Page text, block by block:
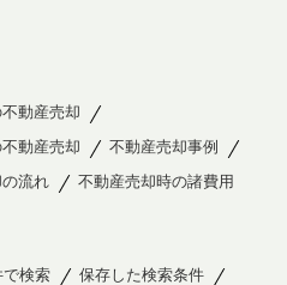
動産売却
動産売却
不動産売却事例
流れ 不動産売却時の諸費用
で検索
保存した検索条件